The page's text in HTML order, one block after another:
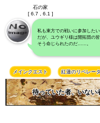
石の家
[ 6.7 , 6.1 ]
私も東方での戦いに参加したい
だが、ユウギリ様は開拓団の皆
そう命じられたのだ……。
メインクエスト 紅蓮のリベレー
待っていた者、いない